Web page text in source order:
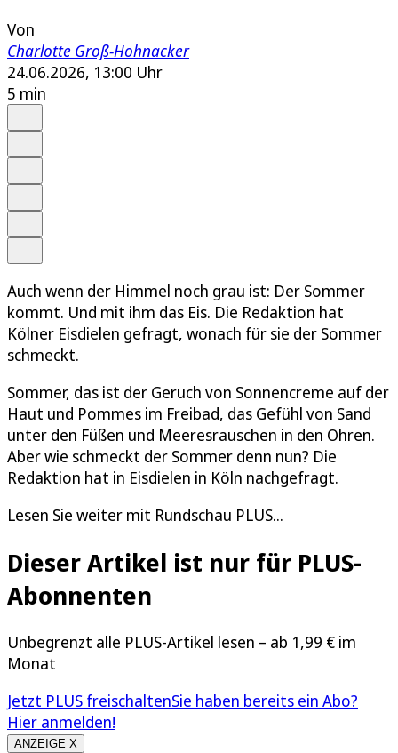
Von
Charlotte Groß-Hohnacker
24.06.2026, 13:00 Uhr
5 min
Auch wenn der Himmel noch grau ist: Der Sommer
kommt. Und mit ihm das Eis. Die Redaktion hat
Kölner Eisdielen gefragt, wonach für sie der Sommer
schmeckt.
Sommer, das ist der Geruch von Sonnencreme auf der
Haut und Pommes im Freibad, das Gefühl von Sand
unter den Füßen und Meeresrauschen in den Ohren.
Aber wie schmeckt der Sommer denn nun? Die
Redaktion hat in Eisdielen in Köln nachgefragt.
Lesen Sie weiter mit Rundschau PLUS...
Dieser Artikel ist nur für PLUS-
Abonnenten
Unbegrenzt alle PLUS-Artikel lesen – ab 1,99 € im
Monat
Jetzt PLUS freischaltenSie haben bereits ein Abo?
Hier anmelden!
ANZEIGE X